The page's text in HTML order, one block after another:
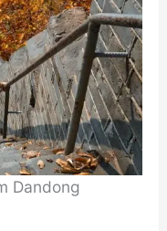
Dandong